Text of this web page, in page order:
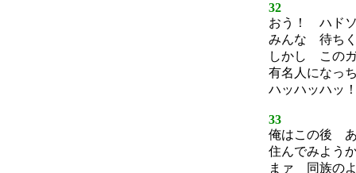
32
おう！ ハド
みんな 待ち
しかし この
有名人になっ
ハッハッハッ
33
俺はこの後
住んでみよう
まァ 同族の